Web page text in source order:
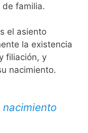
de familia.
el asiento
la existencia
filiación, y
nacimiento.